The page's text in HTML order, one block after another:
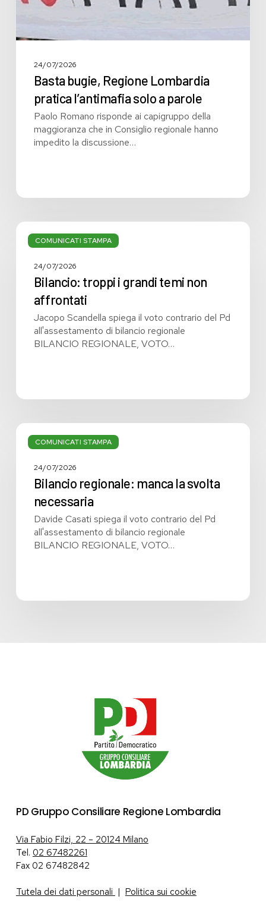
24/07/2026
Basta bugie, Regione Lombardia
pratica l’antimafia solo a parole
Paolo Romano risponde ai capigruppo della
maggioranza che in Consiglio regionale hanno
impedito la discussione…
COMUNICATI STAMPA
Bilancio:
troppi
grandi
affrontati
24/07/2026
Bilancio: troppi i grandi temi non
affrontati
Jacopo Scandella spiega il voto contrario del Pd
all'assestamento di bilancio regionale
BILANCIO REGIONALE, VOTO…
COMUNICATI STAMPA
Bilancio
regionale:
svolta
24/07/2026
Bilancio regionale: manca la svolta
necessaria
Davide Casati spiega il voto contrario del Pd
all'assestamento di bilancio regionale
BILANCIO REGIONALE, VOTO…
PD Gruppo Consiliare Regione Lombardia
Via Fabio Filzi, 22 – 20124 Milano
Tel. 02 67482261
Fax 02 67482842
Tutela dei dati personali | Politica sui cookie